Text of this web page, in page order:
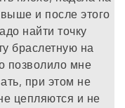
и после этого
найти точку
браслетную на
позволило мне
при этом не
цепляются и не